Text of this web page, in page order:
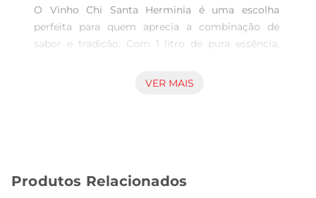
O Vinho Chi Santa Herminia é uma escolha
perfeita para quem aprecia a combinação de
sabor e tradição. Com 1 litro de pura essência,
especiais, seja em um jantar com amigos ou em
aromas que remetem a frutas maduras, com
VER MAIS
Produtos Relacionados